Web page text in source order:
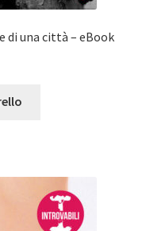
di una città – eBook